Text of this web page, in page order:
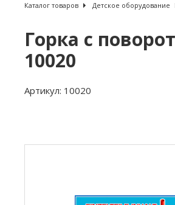
Каталог товаров Детское оборудование
Горка с
10020
Артикул: 10020